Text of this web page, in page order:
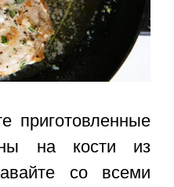
приготовленные
на кости из
со всеми